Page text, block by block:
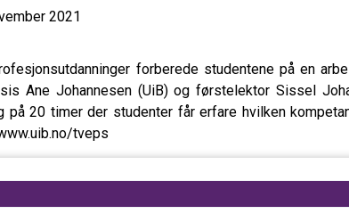
2021
forberede studentene på en
Ane Johannesen (UiB) og førstelektor Sissel
på 20 timer der studenter får erfare hvilken
tveps